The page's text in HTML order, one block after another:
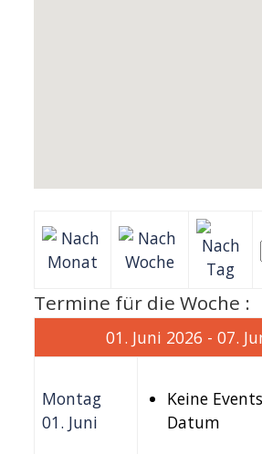
Termine für die Woche :
01. Juni 2026 - 07.
Montag
01. Juni
Keine
Datum